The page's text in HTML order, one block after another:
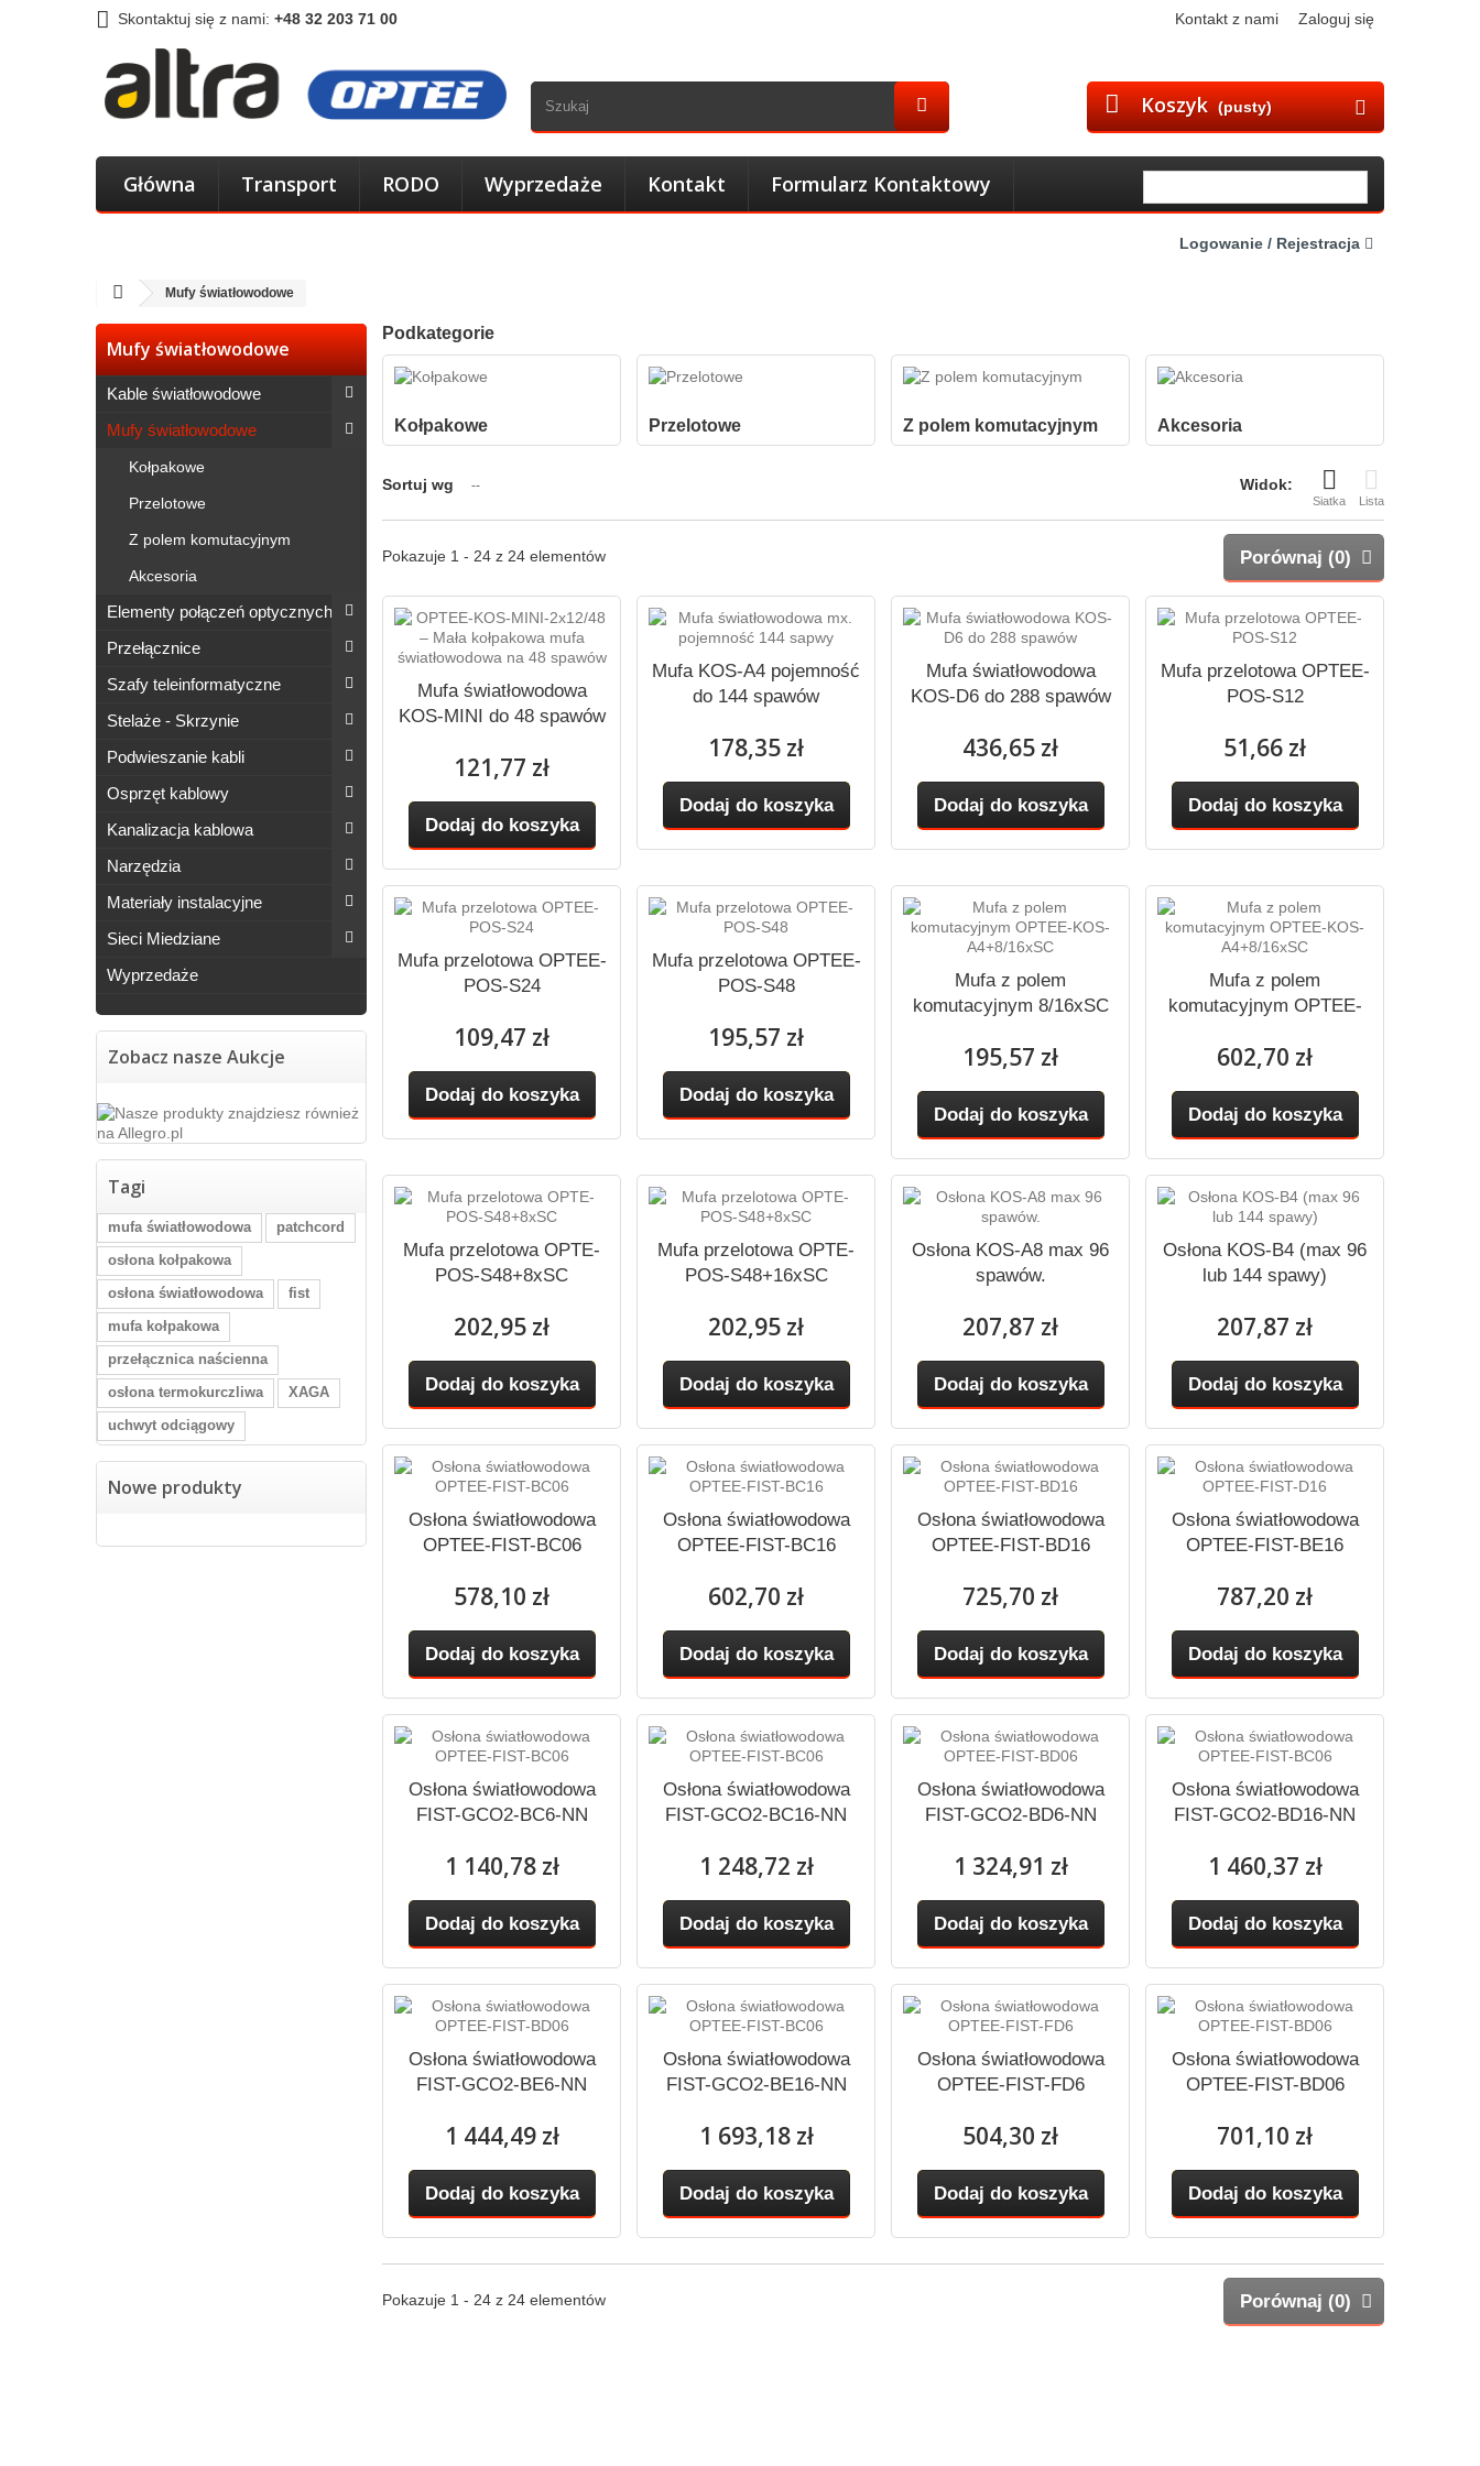
Zaloguj się
Kontakt z nami
Skontaktuj się z nami: +48 32 203 71 00
Koszyk (pusty)
Główna Transport RODO Wyprzedaże Kontakt Formularz Kontaktowy
Logowanie / Rejestracja
Mufy światłowodowe
Mufy światłowodowe
Kable światłowodowe
Mufy światłowodowe
Kołpakowe
Przelotowe
Z polem komutacyjnym
Akcesoria
Elementy połączeń optycznych
Przełącznice
Szafy teleinformatyczne
Stelaże - Skrzynie
Podwieszanie kabli
Osprzęt kablowy
Kanalizacja kablowa
Narzędzia
Materiały instalacyjne
Sieci Miedziane
Wyprzedaże
Zobacz nasze Aukcje
Tagi
mufa światłowodowa
patchcord
osłona kołpakowa
osłona światłowodowa
fist
mufa kołpakowa
przełącznica naścienna
osłona termokurczliwa
XAGA
uchwyt odciągowy
Nowe produkty
Podkategorie
Kołpakowe Przelotowe Z polem komutacyjnym Akcesoria
Widok:
Siatka Lista
Sortuj wg --
Porównaj (0)
Pokazuje 1 - 24 z 24 elementów
Mufa światłowodowa
KOS-MINI do 48 spawów
121,77 zł
Dodaj do koszyka
Mufa KOS-A4 pojemność
do 144 spawów
178,35 zł
Dodaj do koszyka
Mufa światłowodowa
KOS-D6 do 288 spawów
436,65 zł
Dodaj do koszyka
Mufa przelotowa OPTEE-
POS-S12
51,66 zł
Dodaj do koszyka
Mufa przelotowa OPTEE-
POS-S24
109,47 zł
Dodaj do koszyka
Mufa przelotowa OPTEE-
POS-S48
195,57 zł
Dodaj do koszyka
Mufa z polem
komutacyjnym 8/16xSC
195,57 zł
Dodaj do koszyka
Mufa z polem
komutacyjnym OPTEE-
602,70 zł
Dodaj do koszyka
Mufa przelotowa OPTE-
POS-S48+8xSC
202,95 zł
Dodaj do koszyka
Mufa przelotowa OPTE-
POS-S48+16xSC
202,95 zł
Dodaj do koszyka
Osłona KOS-A8 max 96
spawów.
207,87 zł
Dodaj do koszyka
Osłona KOS-B4 (max 96
lub 144 spawy)
207,87 zł
Dodaj do koszyka
Osłona światłowodowa
OPTEE-FIST-BC06
578,10 zł
Dodaj do koszyka
Osłona światłowodowa
OPTEE-FIST-BC16
602,70 zł
Dodaj do koszyka
Osłona światłowodowa
OPTEE-FIST-BD16
725,70 zł
Dodaj do koszyka
Osłona światłowodowa
OPTEE-FIST-BE16
787,20 zł
Dodaj do koszyka
Osłona światłowodowa
FIST-GCO2-BC6-NN
1 140,78 zł
Dodaj do koszyka
Osłona światłowodowa
FIST-GCO2-BC16-NN
1 248,72 zł
Dodaj do koszyka
Osłona światłowodowa
FIST-GCO2-BD6-NN
1 324,91 zł
Dodaj do koszyka
Osłona światłowodowa
FIST-GCO2-BD16-NN
1 460,37 zł
Dodaj do koszyka
Osłona światłowodowa
FIST-GCO2-BE6-NN
1 444,49 zł
Dodaj do koszyka
Osłona światłowodowa
FIST-GCO2-BE16-NN
1 693,18 zł
Dodaj do koszyka
Osłona światłowodowa
OPTEE-FIST-FD6
504,30 zł
Dodaj do koszyka
Osłona światłowodowa
OPTEE-FIST-BD06
701,10 zł
Dodaj do koszyka
Porównaj (0)
Pokazuje 1 - 24 z 24 elementów